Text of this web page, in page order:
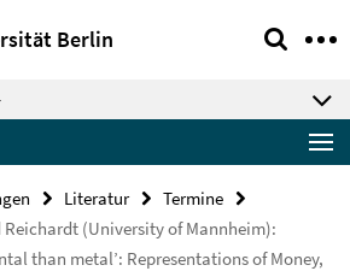
Berlin
Literatur
Termine
(University of Mannheim):
than metal’: Representations of Money,